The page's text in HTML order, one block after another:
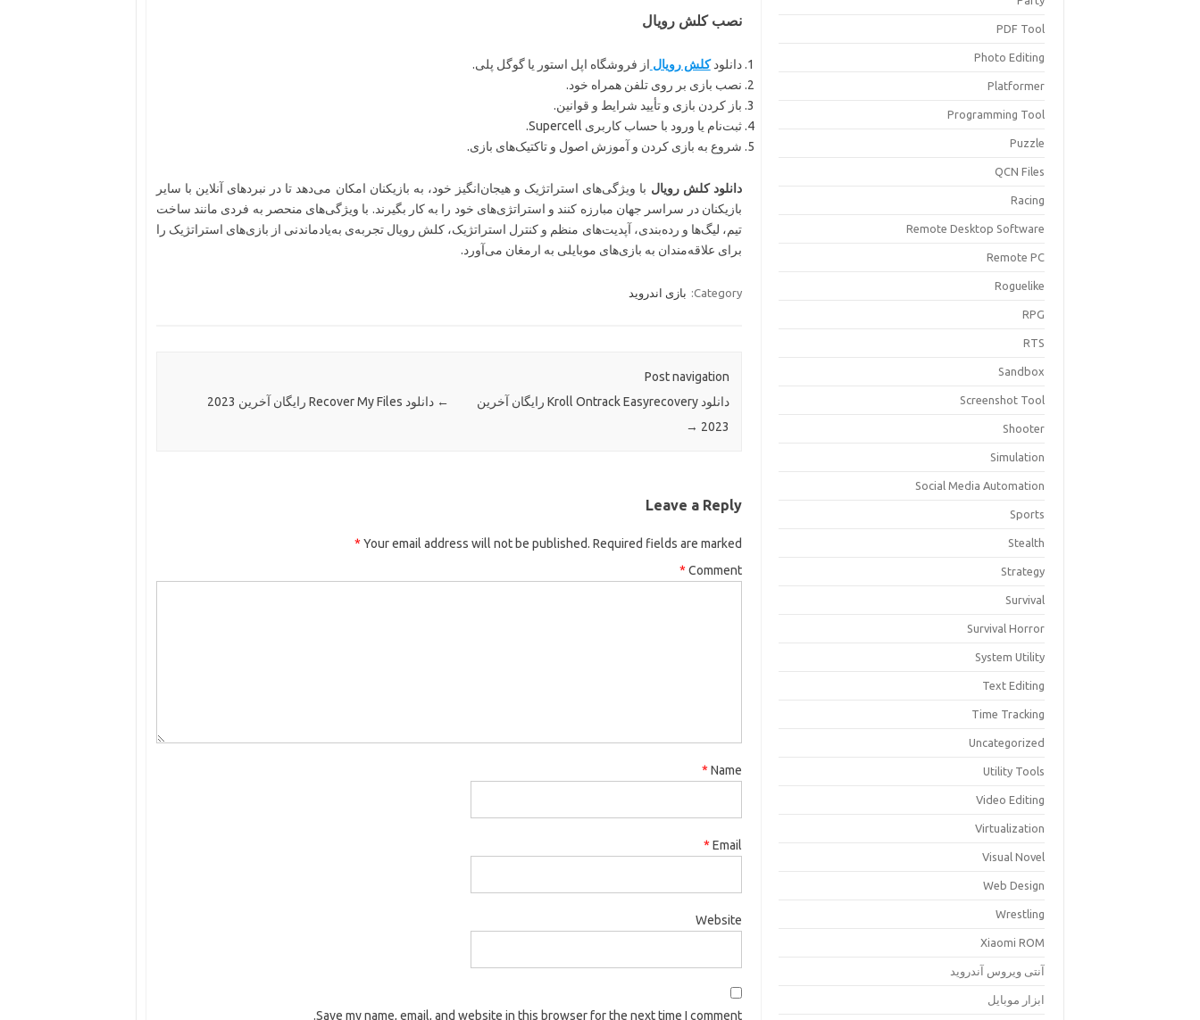
نصب کلش رویال
دانلودکلش رویال از فروشگاه اپل استور یا گوگل پلی.
نصب بازی بر روی تلفن همراه خود.
باز کردن بازی و تأیید شرایط و قوانین.
ثبت‌نام یا ورود با حساب کاربری Supercell.
شروع به بازی کردن و آموزش اصول و تاکتیک‌های بازی.
دانلود کلش رویال با ویژگی‌های استراتژیک و هیجان‌انگیز خود، به بازیکنان امکان می‌دهد تا در نبردهای آنلاین با سایر
بازیکنان در سراسر جهان مبارزه کنند و استراتژی‌های خود را به کار بگیرند. با ویژگی‌های منحصر به فردی مانند ساخت
تیم، لیگ‌ها و رده‌بندی، آپدیت‌های منظم و کنترل استراتژیک، کلش رویال تجربه‌ی به‌یادماندنی از بازی‌های استراتژیک را
برای علاقه‌مندان به بازی‌های موبایلی به ارمغان می‌آورد.
Category: بازی اندروید
Post navigation
← دانلود Recover My Files رایگان آخرین 2023
دانلود Kroll Ontrack Easyrecovery رایگان آخرین
2023
→
Leave a Reply
Your email address will not be published. Required fields are marked
*
Comment
*
Name
*
Email
*
Website
Save my name, email, and website in this browser for the next time I comment.
PDF Tool
Photo Editing
Platformer
Programming Tool
Puzzle
QCN Files
Racing
Remote Desktop Software
Remote PC
Roguelike
RPG
RTS
Sandbox
Screenshot Tool
Shooter
Simulation
Social Media Automation
Sports
Stealth
Strategy
Survival
Survival Horror
System Utility
Text Editing
Time Tracking
Uncategorized
Utility Tools
Video Editing
Virtualization
Visual Novel
Web Design
Wrestling
Xiaomi ROM
آنتی ویروس آندروید
ابزار موبایل